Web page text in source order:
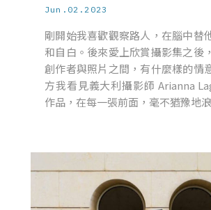
Jun.02.2023
剛開始我喜歡觀察路人，在腦中替
和自白。後來愛上欣賞攝影集之後
創作者與照片之間，有什麼樣的情
方我看見義大利攝影師 Arianna
作品，在每一張前面，毫不猶豫地